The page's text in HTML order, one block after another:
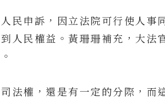
民申訴，因立法院可行使人事
人民權益。黃珊珊補充，大法
法權，還是有一定的分際，而